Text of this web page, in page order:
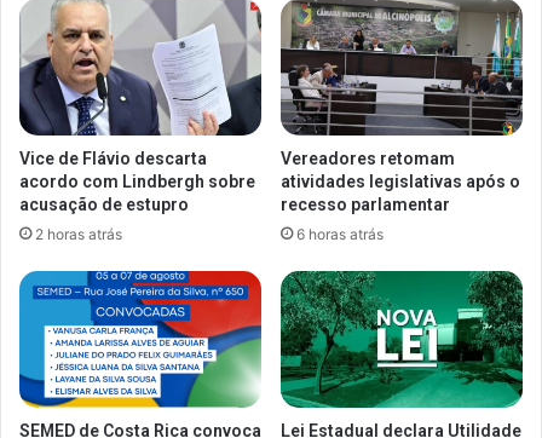
Vice de Flávio descarta
acordo com Lindbergh sobre
acusação de estupro
2 horas atrás
Vereadores retomam
atividades legislativas após o
recesso parlamentar
6 horas atrás
SEMED de Costa Rica convoca Lei Estadual declara Utilidade